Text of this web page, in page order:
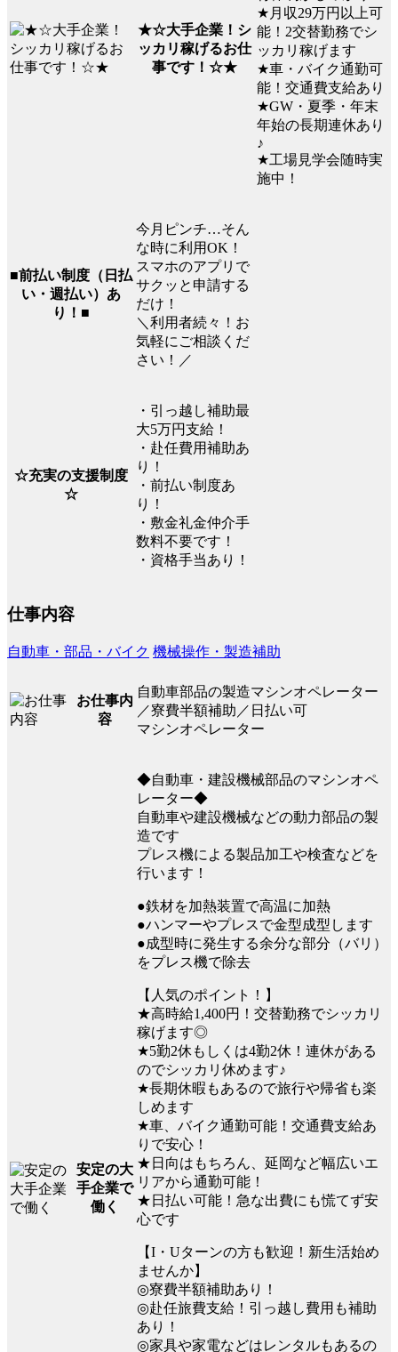
★☆大手企業！シ
ッカリ稼げるお仕
事です！☆★
★月収29万円以上可
能！2交替勤務でシ
ッカリ稼げます
★車・バイク通勤可
能！交通費支給あり
★GW・夏季・年末
年始の長期連休あり
♪
★工場見学会随時実
施中！
■前払い制度（日払
い・週払い）あ
り！■
今月ピンチ…そん
な時に利用OK！
スマホのアプリで
サクッと申請する
だけ！
＼利用者続々！お
気軽にご相談くだ
さい！／
☆充実の支援制度
☆
・引っ越し補助最
大5万円支給！
・赴任費用補助あ
り！
・前払い制度あ
り！
・敷金礼金仲介手
数料不要です！
・資格手当あり！
仕事内容
自動車・部品・バイク 機械操作・製造補助
お仕事内
容
自動車部品の製造マシンオペレーター
／寮費半額補助／日払い可
マシンオペレーター
安定の大
手企業で
働く
◆自動車・建設機械部品のマシンオペ
レーター◆
自動車や建設機械などの動力部品の製
造です
プレス機による製品加工や検査などを
行います！
●鉄材を加熱装置で高温に加熱
●ハンマーやプレスで金型成型します
●成型時に発生する余分な部分（バリ）
をプレス機で除去
【人気のポイント！】
★高時給1,400円！交替勤務でシッカリ
稼げます◎
★5勤2休もしくは4勤2休！連休がある
のでシッカリ休めます♪
★長期休暇もあるので旅行や帰省も楽
しめます
★車、バイク通勤可能！交通費支給あ
りで安心！
★日向はもちろん、延岡など幅広いエ
リアから通勤可能！
★日払い可能！急な出費にも慌てず安
心です
【I・Uターンの方も歓迎！新生活始め
ませんか】
◎寮費半額補助あり！
◎赴任旅費支給！引っ越し費用も補助
あり！
◎家具や家電などはレンタルもあるの